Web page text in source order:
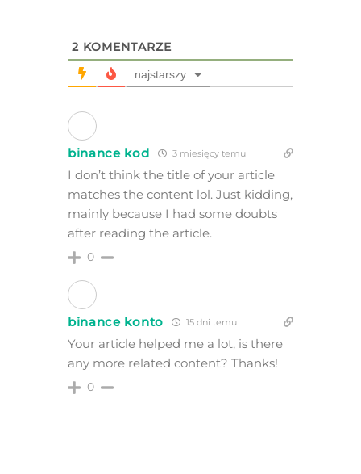
2 KOMENTARZE
najstarszy
binance kod 3 miesięcy temu
I don’t think the title of your article
matches the content lol. Just kidding,
mainly because I had some doubts
after reading the article.
0
binance konto 15 dni temu
Your article helped me a lot, is there
any more related content? Thanks!
0